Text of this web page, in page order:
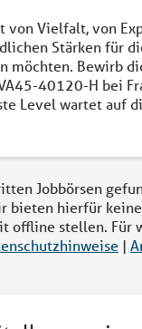
von Vielfalt, von
Stärken für
möchten. Bewirb
40120-H bei
Level wartet auf
Jobbörsen
bieten hierfür
offline stellen. Für
|